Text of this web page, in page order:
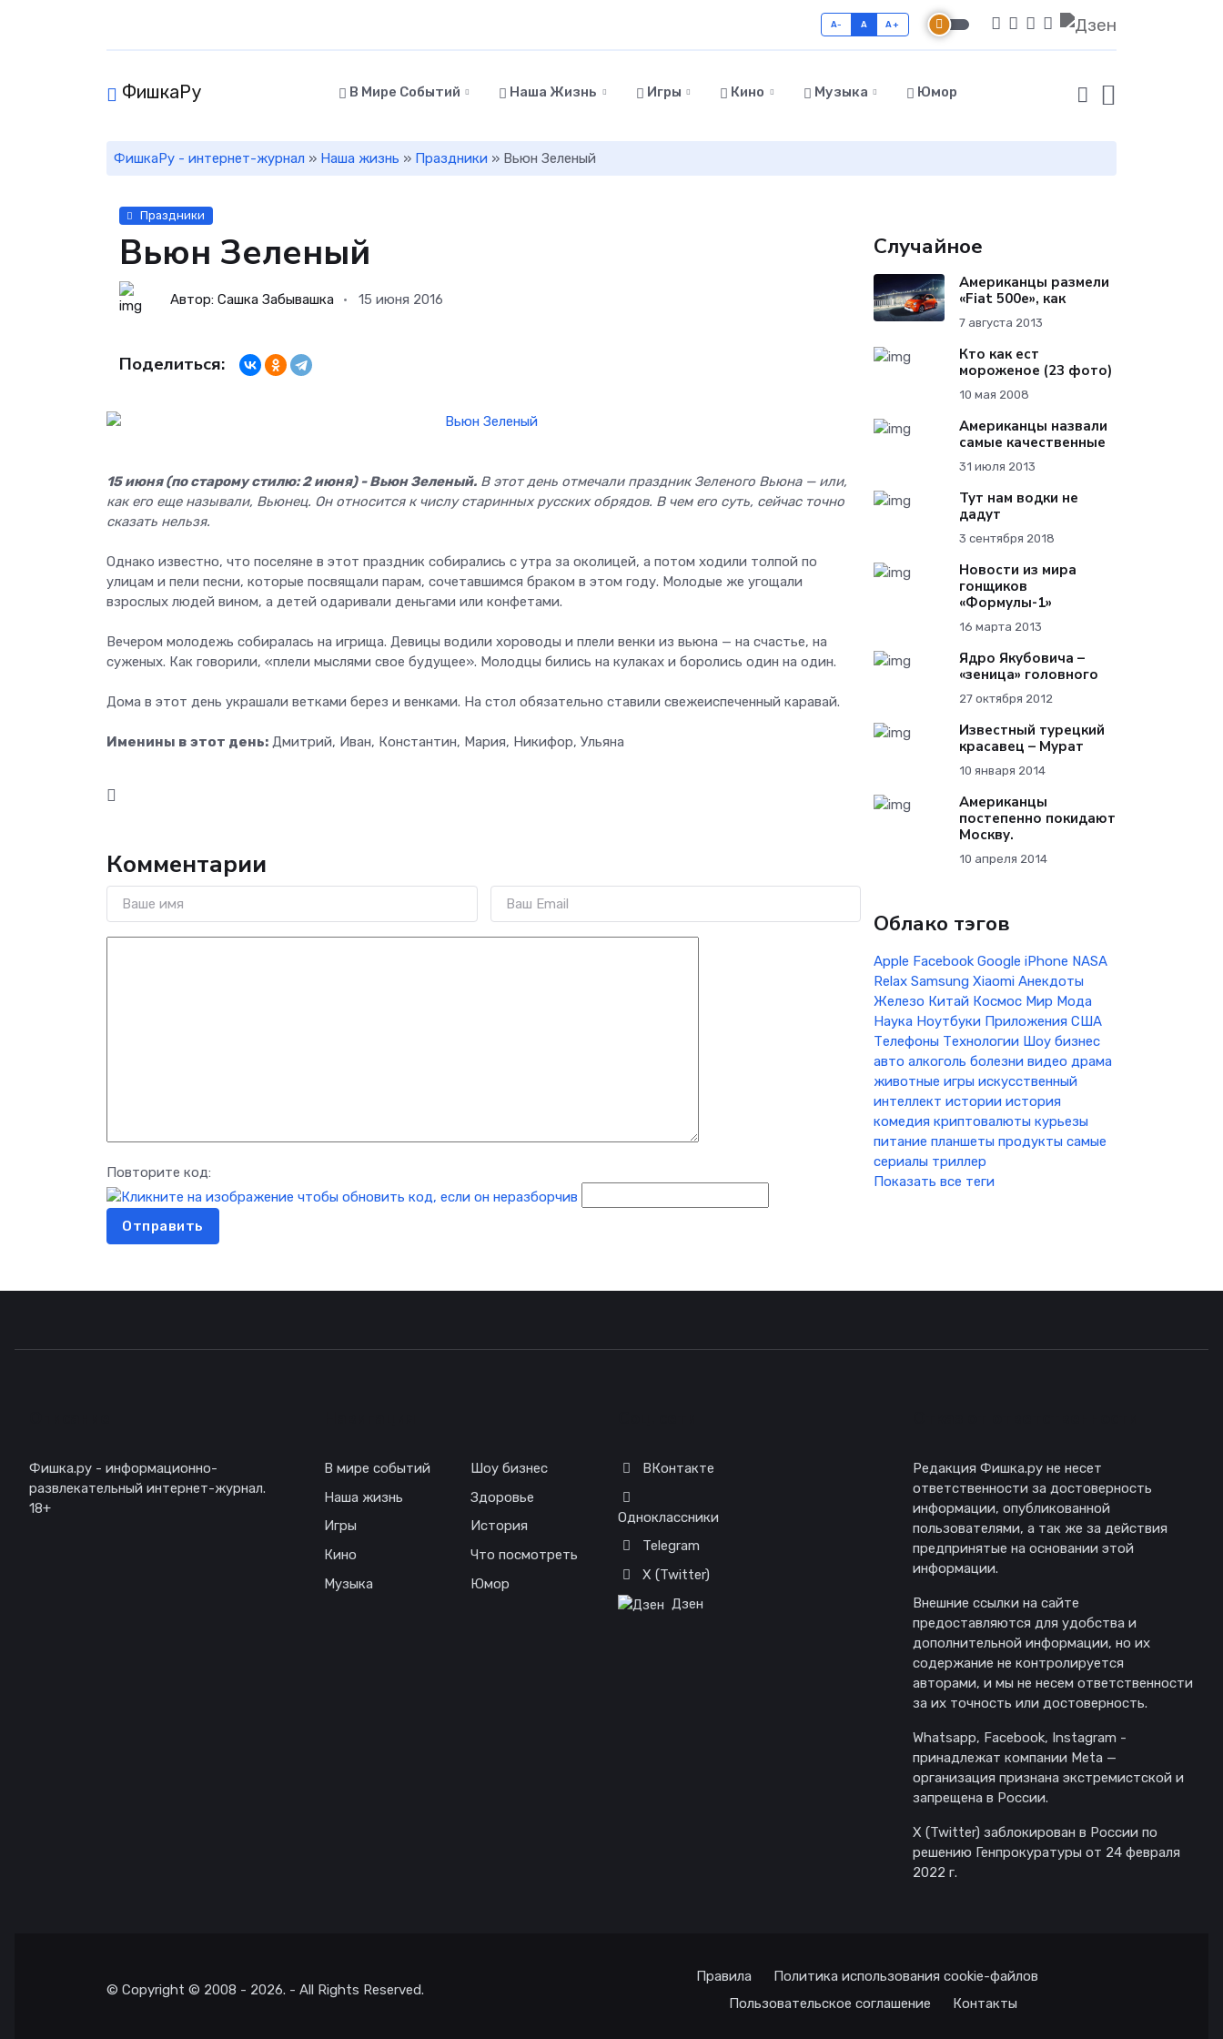
A- A A+
ФишкаРу В Мире Событий Наша Жизнь Игры Кино Музыка Юмор
ФишкаРу - интернет-журнал » Наша жизнь » Праздники » Вьюн Зеленый
Праздники
Вьюн Зеленый
Автор: Сашка Забывашка 15 июня 2016
Поделиться:
15 июня (по старому стилю: 2 июня) - Вьюн Зеленый. В этот день отмечали праздник Зеленого Вьюна — или,
как его еще называли, Вьюнец. Он относится к числу старинных русских обрядов. В чем его суть, сейчас точно
сказать нельзя.
Однако известно, что поселяне в этот праздник собирались с утра за околицей, а потом ходили толпой по
улицам и пели песни, которые посвящали парам, сочетавшимся браком в этом году. Молодые же угощали
взрослых людей вином, а детей одаривали деньгами или конфетами.
Вечером молодежь собиралась на игрища. Девицы водили хороводы и плели венки из вьюна — на счастье, на
суженых. Как говорили, «плели мыслями свое будущее». Молодцы бились на кулаках и боролись один на один.
Дома в этот день украшали ветками берез и венками. На стол обязательно ставили свежеиспеченный каравай.
Именины в этот день: Дмитрий, Иван, Константин, Мария, Никифор, Ульяна
Комментарии
Повторите код:
Отправить
Случайное
Американцы размели
«Fiat 500e», как
7 августа 2013
Кто как ест
мороженое (23 фото)
10 мая 2008
Американцы назвали
самые качественные
31 июля 2013
Тут нам водки не
дадут
3 сентября 2018
Новости из мира
гонщиков
«Формулы-1»
16 марта 2013
Ядро Якубовича –
«зеница» головного
27 октября 2012
Известный турецкий
красавец – Мурат
10 января 2014
Американцы
постепенно покидают
Москву.
10 апреля 2014
Облако тэгов
Apple Facebook Google iPhone NASA
Relax Samsung Xiaomi Анекдоты
Железо Китай Космос Мир Мода
Наука Ноутбуки Приложения США
Телефоны Технологии Шоу бизнес
авто алкоголь болезни видео драма
животные игры искусственный
интеллект истории история
комедия криптовалюты курьезы
питание планшеты продукты самые
сериалы триллер
Показать все теги
Фишка.ру - информационно-
развлекательный интернет-журнал.
18+
В мире событий
Наша жизнь
Игры
Кино
Музыка
Шоу бизнес
Здоровье
История
Что посмотреть
Юмор
ВКонтакте
Одноклассники
Telegram
X (Twitter)
Дзен
Редакция Фишка.ру не несет
ответственности за достоверность
информации, опубликованной
пользователями, а так же за действия
предпринятые на основании этой
информации.
Внешние ссылки на сайте
предоставляются для удобства и
дополнительной информации, но их
содержание не контролируется
авторами, и мы не несем ответственности
за их точность или достоверность.
Whatsapp, Facebook, Instagram -
принадлежат компании Meta —
организация признана экстремистской и
запрещена в России.
X (Twitter) заблокирован в России по
решению Генпрокуратуры от 24 февраля
2022 г.
© Copyright © 2008 - 2026. - All Rights Reserved.
Правила
Политика использования cookie-файлов
Пользовательское соглашение
Контакты